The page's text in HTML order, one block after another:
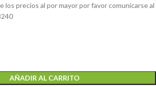
los precios al por mayor por favor comunicarse al
AÑADIR AL CARRITO